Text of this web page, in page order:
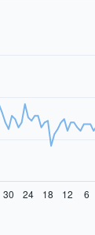
30 24 18 12 6